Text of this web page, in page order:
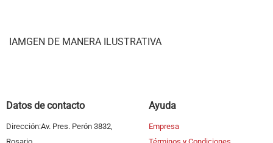
IAMGEN DE MANERA ILUSTRATIVA
Datos de contacto
Dirección:Av. Pres. Perón 3832,
Ayuda
Empresa